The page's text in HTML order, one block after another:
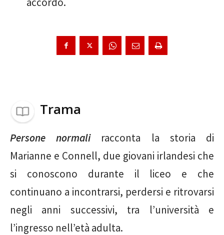
Trama
Persone normaliracconta la storia di
Marianne e Connell, due giovani irlandesi che
si conoscono durante il liceo e che
continuano a incontrarsi, perdersi e ritrovarsi
negli anni successivi, tra l’università e
l’ingresso nell’età adulta.